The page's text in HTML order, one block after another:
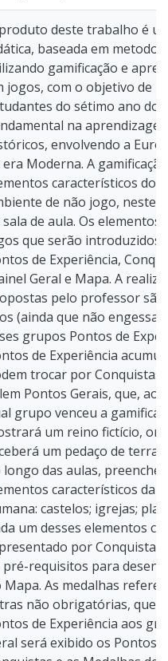
deste trabalho é
baseada em
gamificação e
jogos, com o objetivo de
do sétimo ano do
na
envolvendo a
era Moderna. A
característicos dos
de não jogo, neste
sala de aula. Os
que serão introduzidos
de Experiência,
Geral e Mapa. A
pelo professor
(ainda que não
grupos Pontos de
de Experiência
trocar por Conquistas.
Pontos Gerais, que, ao
grupo venceu a
um reino fictício,
um pedaço de terra
longo das aulas,
característicos da
castelos; igrejas;
um desses elementos
por Conquistas.
pré-requisitos para
Mapa. As medalhas
não obrigatórias, que
de Experiência aos
será exibido os Pontos